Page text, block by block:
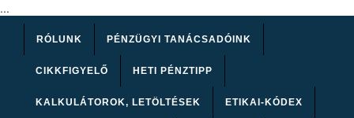
...
RÓLUNK PÉNZÜGYI TANÁCSADÓINK
CIKKFIGYELŐ HETI PÉNZTIPP
KALKULÁTOROK, LETÖLTÉSEK ETIKAI-KÓDEX